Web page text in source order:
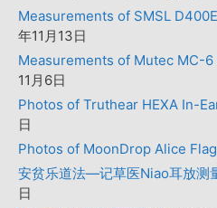
Measurements of SMSL
年11月13日
Measurements of Mutec MC-
11月6日
Photos of Truthear HEXA In-
日
Photos of MoonDrop Alice
安贫乐道法—记草医Niao耳放测
日